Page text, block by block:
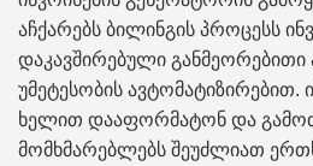
აჩქარებს ბილინგის პროცესს
დაკავშირებული განმეორებითი
უმეტესობის ავტომატიზირებით.
ხელით დააფორმატონ და
მომხმარებლებს შეუძლიათ